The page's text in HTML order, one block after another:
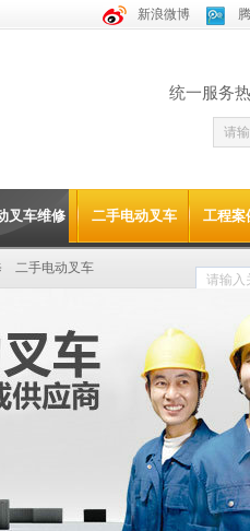
新浪微博
统一服务
叉车维修 二手电动叉车 工程案
二手电动叉车